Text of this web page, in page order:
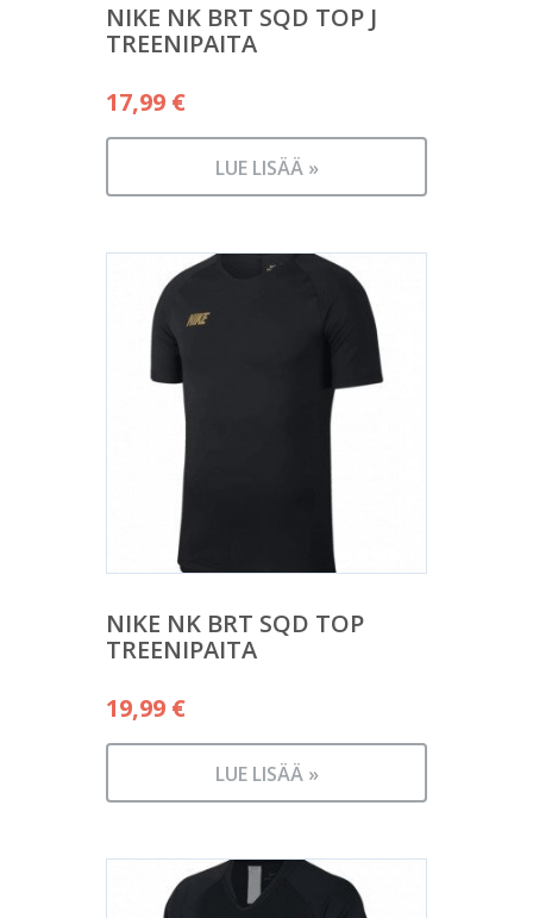
NIKE NK BRT SQD TOP J
TREENIPAITA
17,99 €
LUE LISÄÄ »
NIKE NK BRT SQD TOP
TREENIPAITA
19,99 €
LUE LISÄÄ »